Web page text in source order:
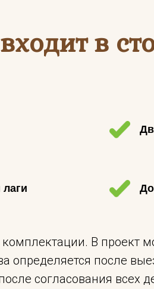
в
комплектации. В
определяется после
согласования всех